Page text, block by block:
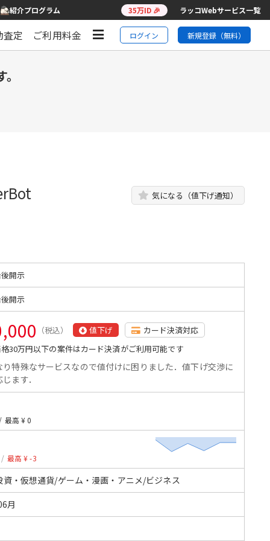
紹介プログラム 35万ID 🎉 ラッコWebサービス一覧
査定 ご利用料金 ログイン 新規登録（無料）
気になる（値下げ通知）
開示
開示
（税込） 値下げ
カード決済対応
30万円以下の案件はカード決済がご利用可能です
り特殊なサービスなので値付けに困りました．値下げ交渉に
ます．
/ 最高 ¥ 0
/ 最高 ¥ -3
資・仮想通貨/ゲーム・漫画・アニメ/ビジネス
月